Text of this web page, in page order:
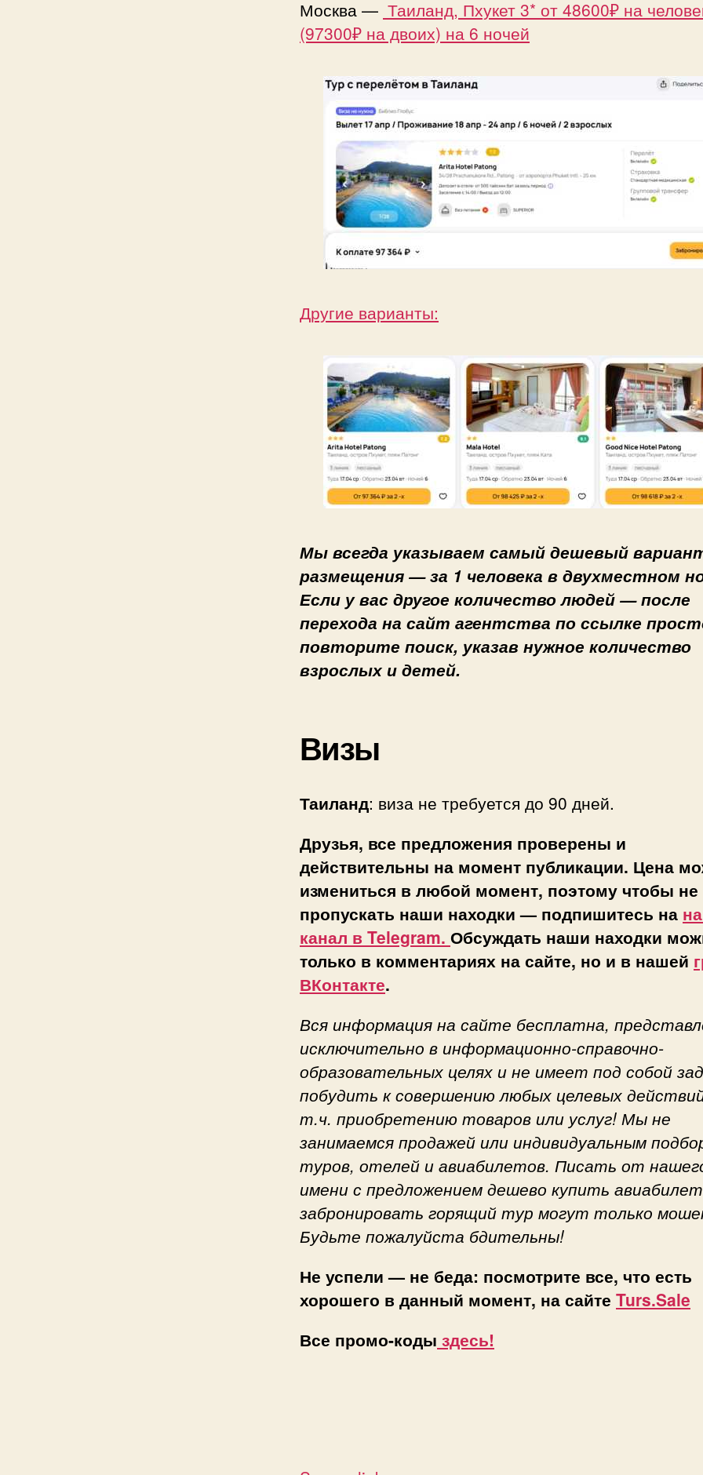
Москва — Таиланд, Пхукет 3* от 48600₽ на
(97300₽ на двоих) на 6 ночей
Другие варианты:
Мы всегда указываем самый дешевый
размещения — за 1 человека в двухместном
Если у вас другое количество людей — после
перехода на сайт агентства по ссылке
повторите поиск, указав нужное количество
взрослых и детей.
Визы
Таиланд: виза не требуется до 90 дней.
Друзья, все предложения проверены и
действительны на момент публикации. Цена
измениться в любой момент, поэтому чтобы не
пропускать наши находки — подпишитесь на
канал в Telegram. Обсуждать наши находки
только в комментариях на сайте, но и в нашей
ВКонтакте.
Вся информация на сайте бесплатна,
исключительно в информационно-справочно-
образовательных целях и не имеет под собой
побудить к совершению любых целевых
т.ч. приобретению товаров или услуг! Мы не
занимаемся продажей или индивидуальным
туров, отелей и авиабилетов. Писать от
имени с предложением дешево купить
забронировать горящий тур могут только
Будьте пожалуйста бдительны!
Не успели — не беда: посмотрите все, что есть
хорошего в данный момент, на сайте Turs.Sale
Все промо-коды здесь!